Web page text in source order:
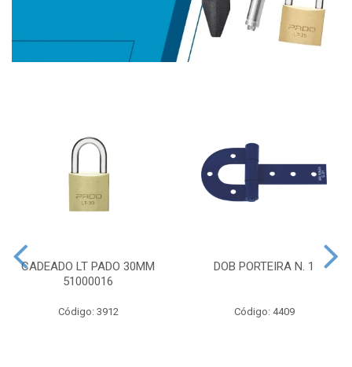
CADEADO LT PADO 30MM
51000016
Código: 3912
DOB PORTEIRA N. 1
Código: 4409